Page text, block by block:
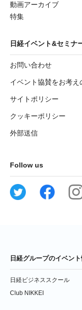
動画アーカイブ
特集
日経イベント&セミナ
お問い合わせ
イベント協賛をお考え
サイトポリシー
クッキーポリシー
外部送信
Follow us
日経グループのイベン
日経ビジネススクール
Club NIKKEI